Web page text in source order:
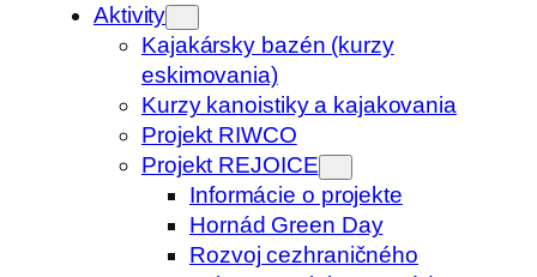
Aktivity
Kajakársky bazén (kurzy
eskimovania)
Kurzy kanoistiky a kajakovania
Projekt RIWCO
Projekt REJOICE
Informácie o projekte
Hornád Green Day
Rozvoj cezhraničného